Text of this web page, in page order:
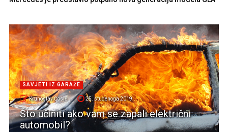
SAVJETI IZ GARAŽE
Krunoslav Ćosić 25. studenoga 2019.
Što učiniti ako vam se zapali električni
automobil?